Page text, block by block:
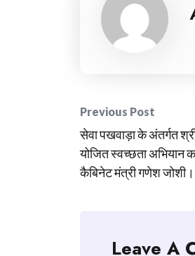
Post
Previous Post
सेवा पखवाड़ा के अंतर्गत
योजित स्वच्छता अभियान
कैबिनेट मंत्री गणेश जोशी।
Leave A